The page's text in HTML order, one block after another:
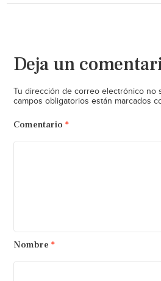
Deja un
Tu dirección de correo electrónico no
campos obligatorios están marcados
Comentario *
Nombre *